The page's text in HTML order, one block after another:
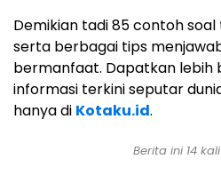
Demikian tadi 85 contoh soal
serta berbagai tips
bermanfaat. Dapatkan lebih
informasi terkini seputar
hanya di Kotaku.id.
Berita ini 14